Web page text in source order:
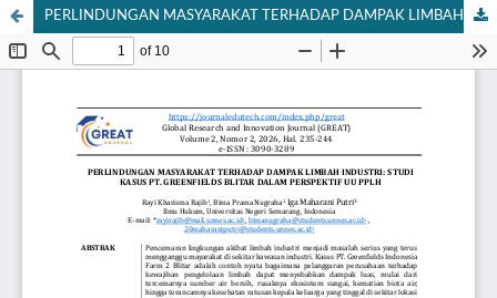
PERLINDUNGAN MASYARAKAT TERHADAP DAMPAK LIMBAH INDUSTRI: STUDI KASUS PT. GREENFIELDS BLITAR DALAM PERSPEKTIF UU PPLH